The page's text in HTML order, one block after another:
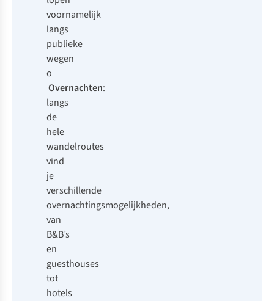
voornamelijk
langs
publieke
wegen
o
Overnachten:
langs
de
hele
wandelroutes
vind
je
verschillende
overnachtingsmogelijkheden,
van
B&B’s
en
guesthouses
tot
hotels